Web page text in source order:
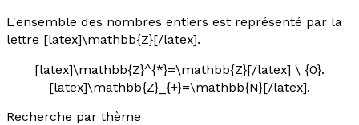
L'ensemble des nombres entiers est représenté par la
lettre [latex]\mathbb{Z}[/latex].
[latex]\mathbb{Z}^{*}=\mathbb{Z}[/latex] \ {0}.
[latex]\mathbb{Z}_{+}=\mathbb{N}[/latex].
Recherche par thème